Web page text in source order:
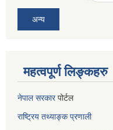
अन्य
महत्वपूर्ण लिङ्कहरु
नेपाल सरकारपोर्टल
राष्ट्रिय तथ्याङ्क प्रणाली